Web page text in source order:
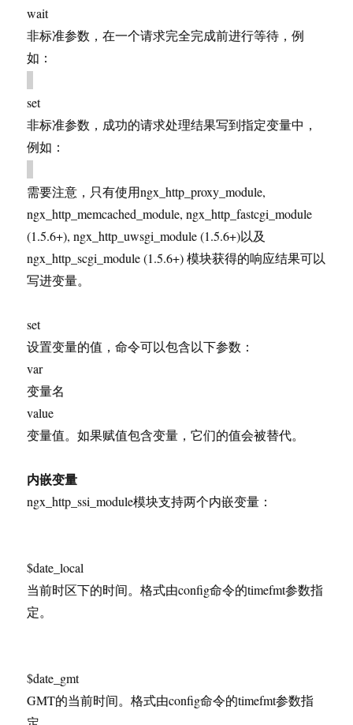
wait
非标准参数，在一个请求完全完成前进行等待，例
如：
set
非标准参数，成功的请求处理结果写到指定变量中，
例如：
需要注意，只有使用ngx_http_proxy_module,
ngx_http_memcached_module, ngx_http_fastcgi_module
(1.5.6+), ngx_http_uwsgi_module (1.5.6+)以及
ngx_http_scgi_module (1.5.6+) 模块获得的响应结果可以
写进变量。
set
设置变量的值，命令可以包含以下参数：
var
变量名
value
变量值。如果赋值包含变量，它们的值会被替代。
内嵌变量
ngx_http_ssi_module模块支持两个内嵌变量：
$date_local
当前时区下的时间。格式由config命令的timefmt参数指
定。
$date_gmt
GMT的当前时间。格式由config命令的timefmt参数指